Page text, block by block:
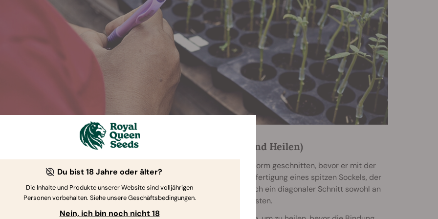
der Pfropfung von Cannabis erklärt (Spleißen und Heilen)
wird der Stamm des ausgewählten Edelreises in die passende Form geschnitten, bevor er mit der
verschmolzen wird. Dazu gibt es verschiedene Methoden, z. B. die Anfertigung eines spitzen Sockels, der
oberen Teil der Unterlage gesteckt wird. Die gängigste Methode ist jedoch ein diagonaler Schnitt sowohl an
als auch am Edelreis, um eine perfekte Ausrichtung zu gewährleisten.
Du bist 18 Jahre oder älter?
Die Inhalte und Produkte unserer Website sind volljährigen
Personen vorbehalten. Siehe unsere Geschäftsbedingungen.
Nein, ich bin noch nicht 18